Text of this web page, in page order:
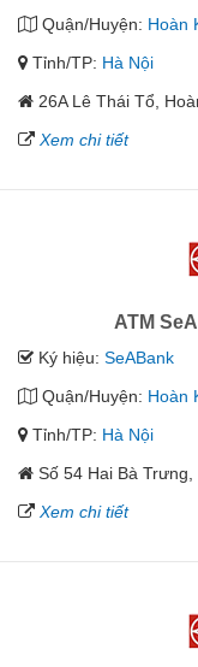
Quận/Huyện: Hoàn
Tỉnh/TP: Hà Nội
26A Lê Thái Tổ,
Xem chi tiết
ATM
Ký hiệu: SeABank
Quận/Huyện: Hoàn
Tỉnh/TP: Hà Nội
Số 54 Hai Bà Trưng,
Xem chi tiết